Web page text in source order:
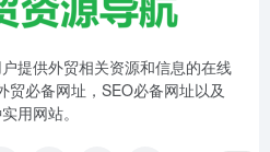
提供外贸相关资源和信息的在线
贸必备网址，SEO必备网址以及
用网站。